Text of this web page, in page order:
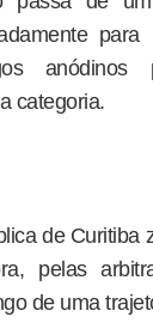
categoria.
de Curitiba
pelas
de uma